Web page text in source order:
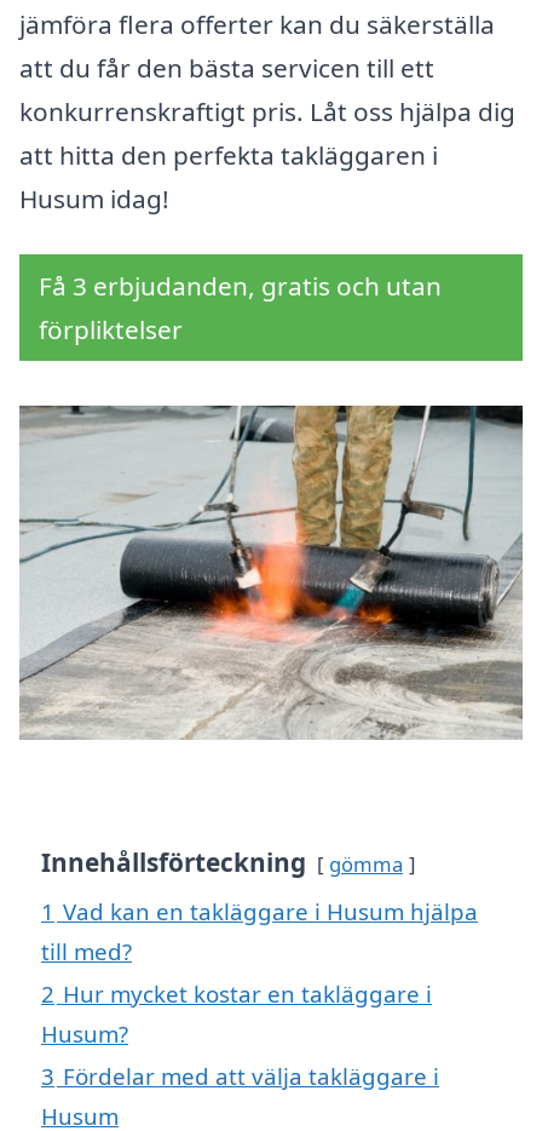
jämföra flera offerter kan du säkerställa
att du får den bästa servicen till ett
konkurrenskraftigt pris. Låt oss hjälpa dig
att hitta den perfekta takläggaren i
Husum idag!
Få 3 erbjudanden, gratis och utan
förpliktelser
Innehållsförteckning gömma
1 Vad kan en takläggare i Husum hjälpa
till med?
2 Hur mycket kostar en takläggare i
Husum?
3 Fördelar med att välja takläggare i
Husum